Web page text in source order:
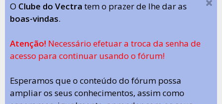
O Clube do Vectra tem o prazer de lhe dar as
boas-vindas.
Atenção! Necessário efetuar a troca da senha de
acesso para continuar usando o fórum!
Esperamos que o conteúdo do fórum possa
ampliar os seus conhecimentos, assim como